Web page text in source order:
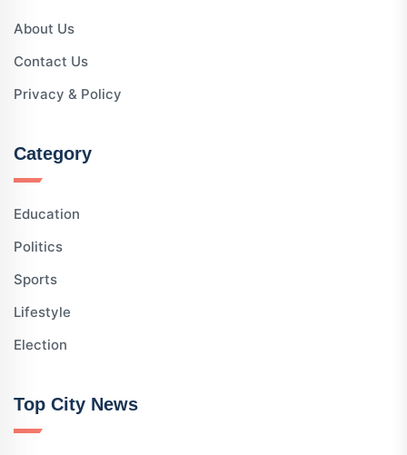
About Us
Contact Us
Privacy & Policy
Category
Education
Politics
Sports
Lifestyle
Election
Top City News